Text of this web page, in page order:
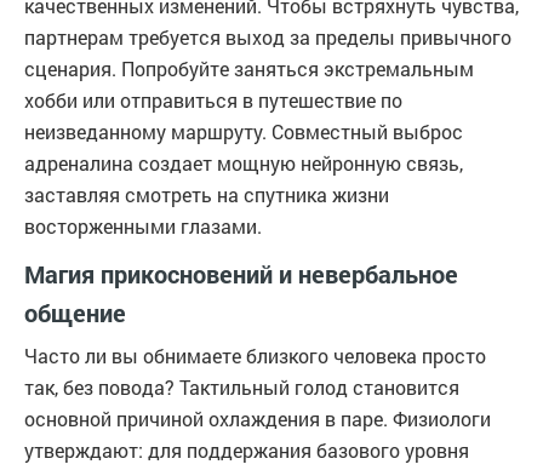
качественных изменений. Чтобы встряхнуть чувства,
партнерам требуется выход за пределы привычного
сценария. Попробуйте заняться экстремальным
хобби или отправиться в путешествие по
неизведанному маршруту. Совместный выброс
адреналина создает мощную нейронную связь,
заставляя смотреть на спутника жизни
восторженными глазами.
Магия прикосновений и невербальное
общение
Часто ли вы обнимаете близкого человека просто
так, без повода? Тактильный голод становится
основной причиной охлаждения в паре. Физиологи
утверждают: для поддержания базового уровня